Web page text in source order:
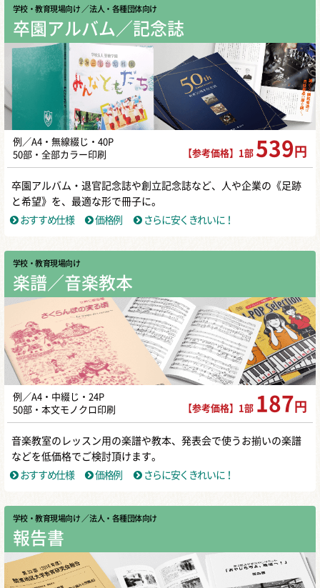
学校・教育現場向け ／ 法人・各種団体向け
卒園アルバム／記念誌
例／A4・無線綴じ・40P
50部・全部カラー印刷
【参考価格】1部 539 円
卒園アルバム・退官記念誌や創立記念誌など、人や企業の《足跡
と希望》を、最適な形で冊子に。
おすすめ仕様
価格例 さらに安くきれいに！
学校・教育現場向け
楽譜／音楽教本
例／A4・中綴じ・24P
50部・本文モノクロ印刷
【参考価格】1部 187 円
音楽教室のレッスン用の楽譜や教本、発表会で使うお揃いの楽譜
などを低価格でご検討頂けます。
おすすめ仕様
価格例 さらに安くきれいに！
学校・教育現場向け ／ 法人・各種団体向け
報告書